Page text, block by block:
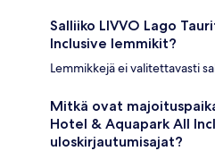
Salliiko LIVVO Lago
Inclusive lemmikit?
Lemmikkejä ei valitettavasti
Mitkä ovat
Hotel & Aquapark All
uloskirjautumisajat?